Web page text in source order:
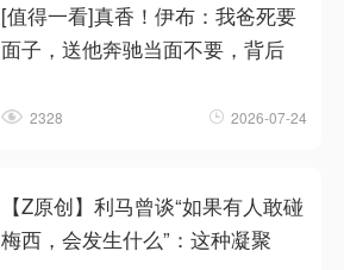
[值得一看]真香！伊布：我爸死要
面子，送他奔驰当面不要，背后
2328 2026-07-24
【Z原创】利马曾谈“如果有人敢碰
梅西，会发生什么”：这种凝聚